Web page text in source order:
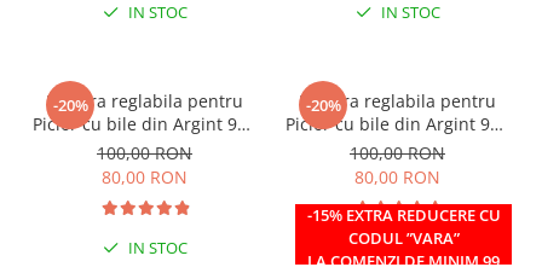
IN STOC IN STOC
-20%
Bratara reglabila pentru
Picior cu bile din Argint 925
si margele Miyuki rosii
100,00 RON
80,00 RON
IN STOC
-20%
-15% EXTRA REDUCERE CU
CODUL ”VARA”
LA COMENZI DE MINIM 99
Bratara reglabila pentru
Picior cu bile din Argint 925
si margele Miyuki verzi
100,00 RON
80,00 RON
IN STOC